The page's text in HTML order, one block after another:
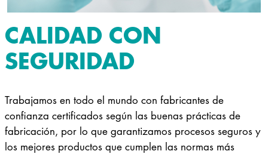
CALIDAD CON
SEGURIDAD
Trabajamos en todo el mundo con fabricantes de
confianza certificados según las buenas prácticas de
fabricación, por lo que garantizamos procesos seguros y
los mejores productos que cumplen las normas más